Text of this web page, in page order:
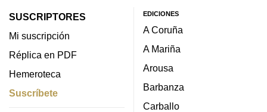
SUSCRIPTORES
Mi suscripción
Réplica en PDF
Hemeroteca
Suscríbete
EDICIONES
A Coruña
A Mariña
Arousa
Barbanza
Carballo